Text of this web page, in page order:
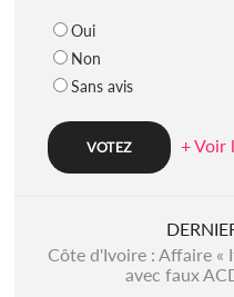
Oui
Non
Sans avis
+ Voir
Côte d'Ivoire : Affaire «
avec faux